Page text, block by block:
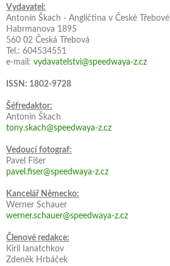
Vydavatel:
Antonín Škach - Angličtina v České Třebové
Habrmanova 1895
560 02 Česká Třebová
Tel.: 604534551
e-mail: vydavatelstvi@speedwaya-z.cz
ISSN: 1802-9728
Šéfredaktor:
Antonín Škach
tony.skach@speedwaya-z.cz
Vedoucí fotograf:
Pavel Fišer
pavel.fiser@speedwaya-z.cz
Kancelář Německo:
Werner Schauer
werner.schauer@speedwaya-z.cz
Členové redakce:
Kiril Ianatchkov
Zdeněk Hrbáček